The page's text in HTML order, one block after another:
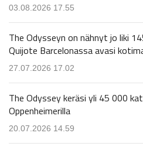
03.08.2026 17.55
The Odysseyn on nähnyt jo liki
Quijote Barcelonassa avasi
27.07.2026 17.02
The Odyssey keräsi yli 45 000
Oppenheimerilla
20.07.2026 14.59